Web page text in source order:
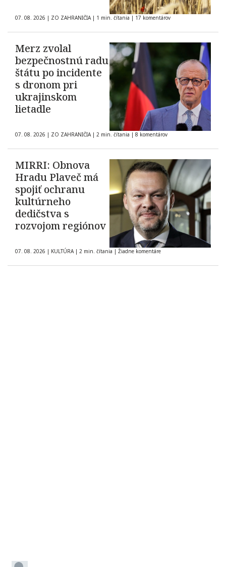
07. 08. 2026 | ZO ZAHRANIČIA | 1 min. čítania | 17 komentárov
Merz zvolal
bezpečnostnú radu
štátu po incidente
s dronom pri
ukrajinskom
lietadle
07. 08. 2026 | ZO ZAHRANIČIA | 2 min. čítania | 8 komentárov
MIRRI: Obnova
Hradu Plaveč má
spojiť ochranu
kultúrneho
dedičstva s
rozvojom regiónov
07. 08. 2026 | KULTÚRA | 2 min. čítania | Žiadne komentáre